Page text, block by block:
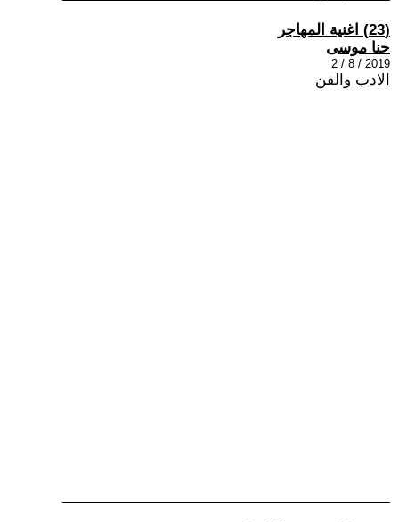
(23) اغنية المهاجر
حنا موسى
2019 / 8 / 2
الادب والفن